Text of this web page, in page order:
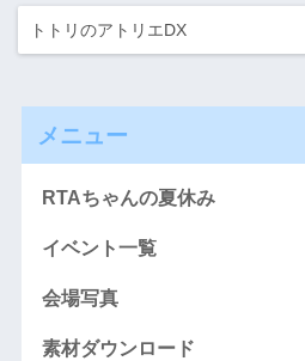
トトリのアトリエDX
メニュー
RTAちゃんの夏休み
イベント一覧
会場写真
素材ダウンロード